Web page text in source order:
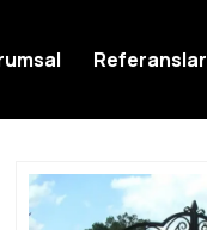
Referanslar